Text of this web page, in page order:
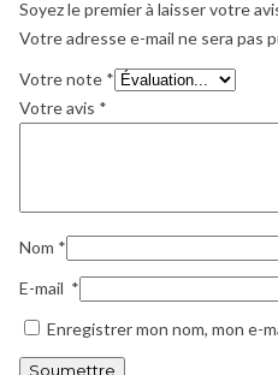
Soyez le premier à laisser votre
Votre adresse e-mail ne sera pas
Votre note *
Votre avis *
Nom *
E-mail *
Enregistrer mon nom, mon e-